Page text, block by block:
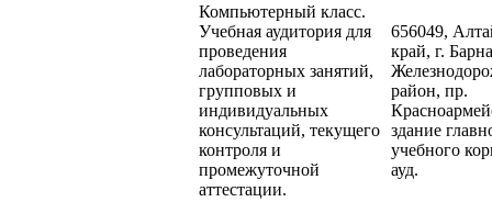
Компьютерный класс.
Учебная аудитория для
проведения
лабораторных занятий,
групповых и
индивидуальных
консультаций, текущего
контроля и
промежуточной
аттестации.
656049,
край, г.
район, пр.
здание
учебного
ауд.